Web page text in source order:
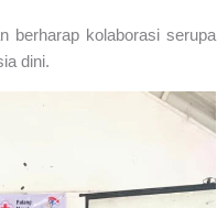
berharap kolaborasi serupa
dini.